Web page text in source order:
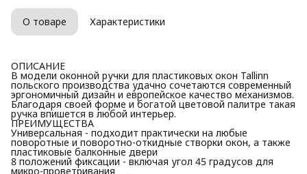
О товаре Характеристики
ОПИСАНИЕ
В модели оконной ручки для пластиковых окон Tallinn
польского производства удачно сочетаются современный
эргономичный дизайн и европейское качество механизмов.
Благодаря своей форме и богатой цветовой палитре такая
ручка впишется в любой интерьер.
ПРЕИМУЩЕСТВА
Универсальная - подходит практически на любые
поворотные и поворотно-откидные створки окон, а также
пластиковые балконные двери
8 положений фиксации - включая угол 45 градусов для
микро-проветривания